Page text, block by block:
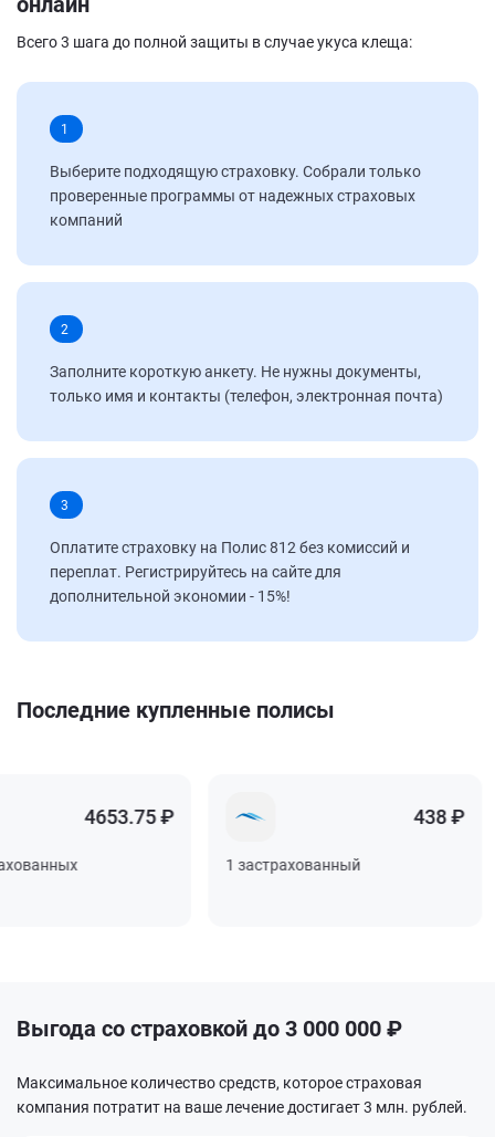
Всего 3 шага до полной защиты в случае укуса клеща:
1
Выберите подходящую страховку. Собрали только
проверенные программы от надежных страховых
компаний
2
Заполните короткую анкету. Не нужны документы,
только имя и контакты (телефон, электронная почта)
3
Оплатите страховку на Полис 812 без комиссий и
переплат. Регистрируйтесь на сайте для
дополнительной экономии - 15%!
Последние купленные полисы
4653.75 ₽ 438 ₽
1 застрахованный
Выгода со страховкой до 3 000 000 ₽
Максимальное количество средств, которое страховая
компания потратит на ваше лечение достигает 3 млн. рублей.